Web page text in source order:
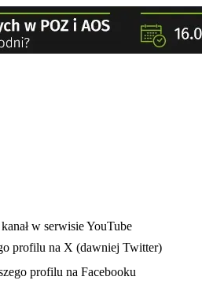
nowej karciew serwisie YouTube
profilu na X (dawniej Twitter)
nowej karcieprofilu na Facebooku